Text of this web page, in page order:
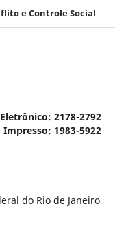
e Controle Social
2178-2792
Impresso: 1983-5922
do Rio de Janeiro